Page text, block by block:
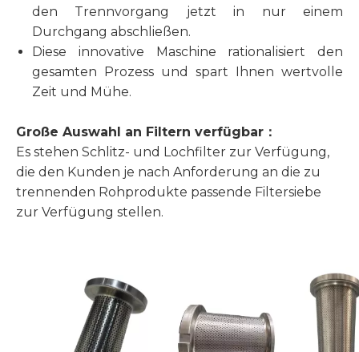
den Trennvorgang jetzt in nur einem
Durchgang abschließen.
Diese innovative Maschine rationalisiert den
gesamten Prozess und spart Ihnen wertvolle
Zeit und Mühe.
Große Auswahl an Filtern verfügbar ：
Es stehen Schlitz- und Lochfilter zur Verfügung,
die den Kunden je nach Anforderung an die zu
trennenden Rohprodukte passende Filtersiebe
zur Verfügung stellen.